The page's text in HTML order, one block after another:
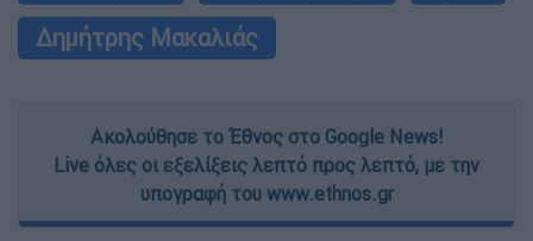
Δημήτρης Μακαλιάς
Ακολούθησε το Έθνος στο Google News!
Live όλες οι εξελίξεις λεπτό προς λεπτό, με την
υπογραφή του www.ethnos.gr